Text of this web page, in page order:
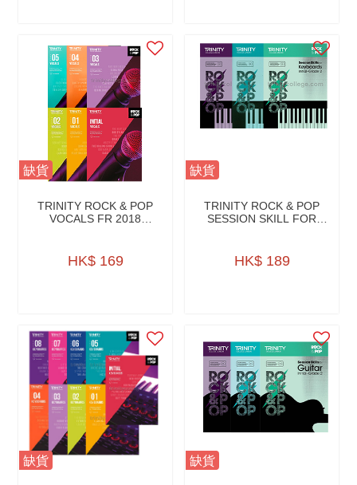
缺貨
TRINITY ROCK & POP
VOCALS FR 2018
HK$ 169
缺貨
TRINITY ROCK & POP
SESSION SKILL FOR
HK$ 189
缺貨 缺貨